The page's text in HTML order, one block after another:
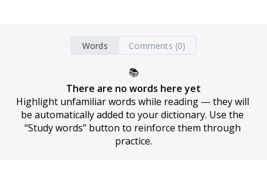
Words Comments (0)
📚
There are no words here yet
Highlight unfamiliar words while reading — they will
be automatically added to your dictionary. Use the
“Study words” button to reinforce them through
practice.